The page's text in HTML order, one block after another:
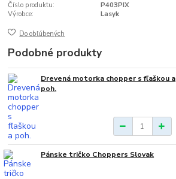
Číslo produktu:
P403PIX
Výrobce:
Lasyk
Do obľúbených
Podobné produkty
Drevená motorka chopper s fľaškou a
poh.
Pánske tričko Choppers Slovak